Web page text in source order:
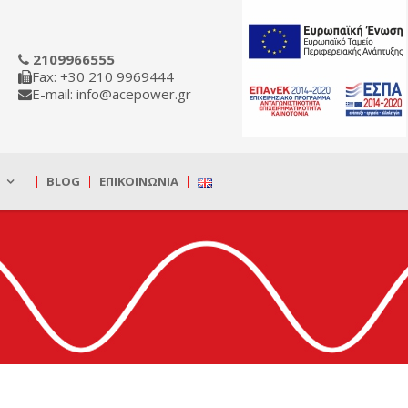
2109966555
Fax: +30 210 9969444
E-mail: info@acepower.gr
BLOG ΕΠΙΚΟΙΝΩΝΊΑ